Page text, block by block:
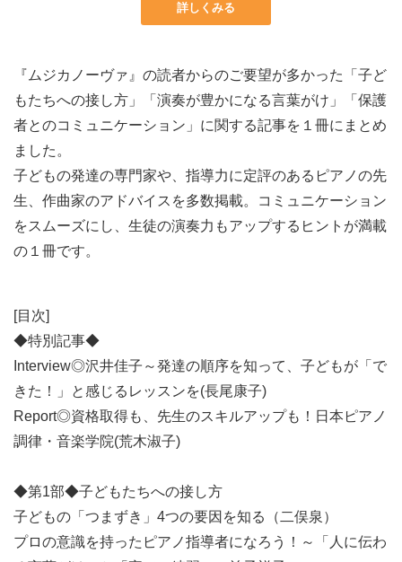
詳しくみる
『ムジカノーヴァ』の読者からのご要望が多かった「子ど
もたちへの接し方」「演奏が豊かになる言葉がけ」「保護
者とのコミュニケーション」に関する記事を１冊にまとめ
ました。
子どもの発達の専門家や、指導力に定評のあるピアノの先
生、作曲家のアドバイスを多数掲載。コミュニケーション
をスムーズにし、生徒の演奏力もアップするヒントが満載
の１冊です。
[目次]
◆特別記事◆
Interview◎沢井佳子～発達の順序を知って、子どもが「で
きた！」と感じるレッスンを(長尾康子)
Report◎資格取得も、先生のスキルアップも！日本ピアノ
調律・音楽学院(荒木淑子)
◆第1部◆子どもたちへの接し方
子どもの「つまずき」4つの要因を知る（二俣泉）
プロの意識を持ったピアノ指導者になろう！～「人に伝わ